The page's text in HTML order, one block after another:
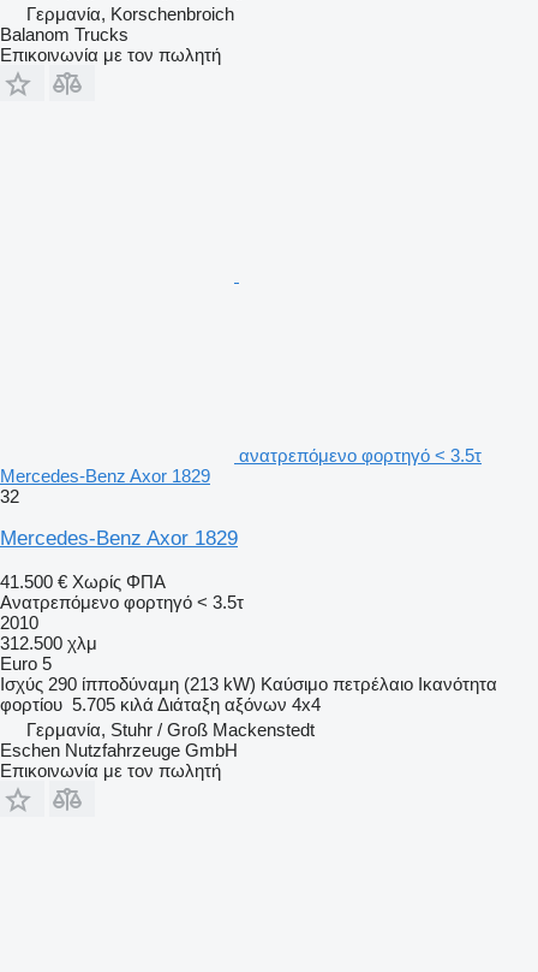
Γερμανία, Korschenbroich
Balanom Trucks
Επικοινωνία με τον πωλητή
ανατρεπόμενο φορτηγό < 3.5τ
Mercedes-Benz Axor 1829
32
Mercedes-Benz Axor 1829
41.500 € Χωρίς ΦΠΑ
Ανατρεπόμενο φορτηγό < 3.5τ
2010
312.500 χλμ
Euro 5
Ισχύς 290 ίπποδύναμη (213 kW) Καύσιμο πετρέλαιο Ικανότητα
φορτίου 5.705 κιλά Διάταξη αξόνων 4x4
Γερμανία, Stuhr / Groß Mackenstedt
Eschen Nutzfahrzeuge GmbH
Επικοινωνία με τον πωλητή